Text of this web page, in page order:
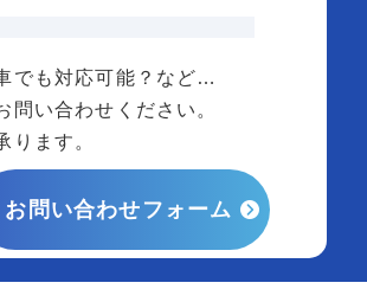
でも対応可能？など…
い合わせください。
ります。
お問い合わせフォーム